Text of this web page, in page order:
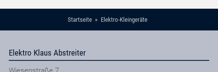
Startseite Elektro-Kleingeräte
Elektro Klaus Abstreiter